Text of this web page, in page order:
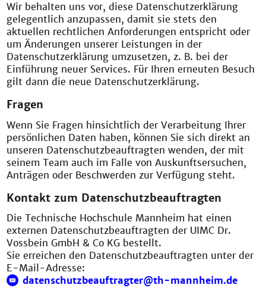
Wir behalten uns vor, diese Datenschutzerklärung
gelegentlich anzupassen, damit sie stets den
aktuellen rechtlichen Anforderungen entspricht oder
um Änderungen unserer Leistungen in der
Datenschutzerklärung umzusetzen, z. B. bei der
Einführung neuer Services. Für Ihren erneuten Besuch
gilt dann die neue Datenschutzerklärung.
Fragen
Wenn Sie Fragen hinsichtlich der Verarbeitung Ihrer
persönlichen Daten haben, können Sie sich direkt an
unseren Datenschutzbeauftragten wenden, der mit
seinem Team auch im Falle von Auskunftsersuchen,
Anträgen oder Beschwerden zur Verfügung steht.
Kontakt zum Datenschutzbeauftragten
Die Technische Hochschule Mannheim hat einen
externen Datenschutzbeauftragten der UIMC Dr.
Vossbein GmbH & Co KG bestellt.
Sie erreichen den Datenschutzbeauftragten unter der
E-Mail-Adresse:
datenschutzbeauftragter@th-mannheim.de